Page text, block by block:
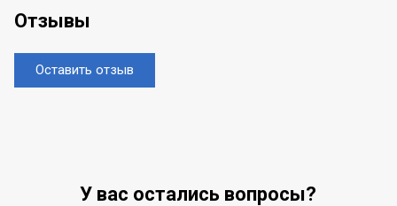
Отзывы
Оставить отзыв
У вас остались вопросы?